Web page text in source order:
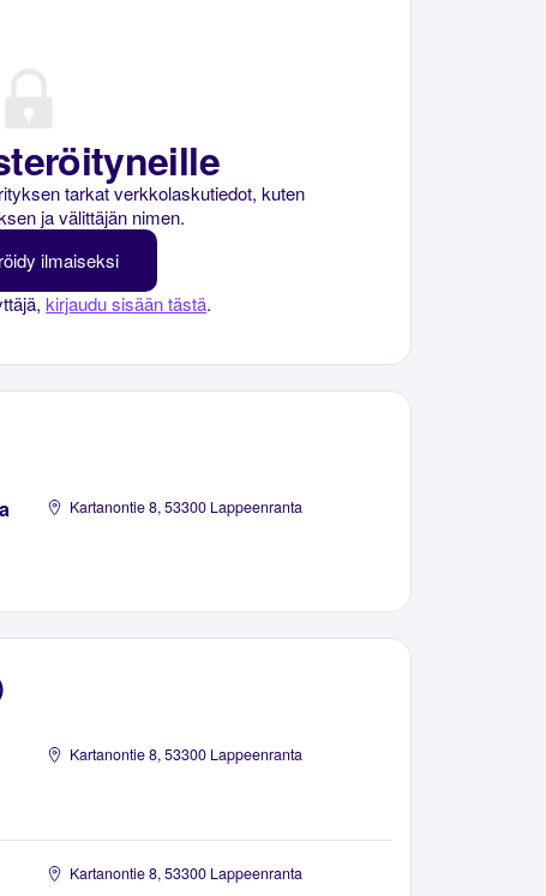
tarkat verkkolaskutiedot, kuten
ja välittäjän nimen.
ilmaiseksi
kirjaudu sisään tästä.
Kartanontie 8, 53300 Lappeenranta
Kartanontie 8, 53300 Lappeenranta
Kartanontie 8, 53300 Lappeenranta